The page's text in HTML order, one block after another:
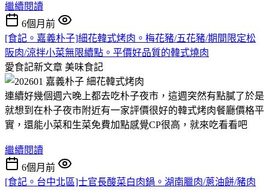
繼續閱讀
6個月前
[食記。嘉義朴子]細花韓式烤肉。梅花豬/五花豬/期間限定松
阪肉/涼拌小菜無限續點。平價好品質的韓式燒肉
愛食記新文章 美味食記
連續好幾個週六晚上都去吃朴子夜市，這週突然有點膩了於是
就想到在朴子夜市附近有一家評價很好的韓式烤肉餐廳價格平
實，還能小菜和生菜免費加點感覺CP很高，就來吃看看吧
繼續閱讀
6個月前
[食記。台中北區]士官長酸菜白肉鍋。湖南臘肉/蔥油餅/豬肉